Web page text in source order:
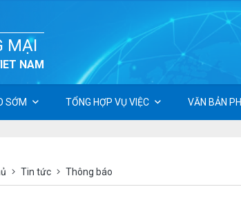
MẠI
NAM
SỚM TỔNG HỢP VỤ VIỆC VĂN BẢN
Tin tức Thông báo